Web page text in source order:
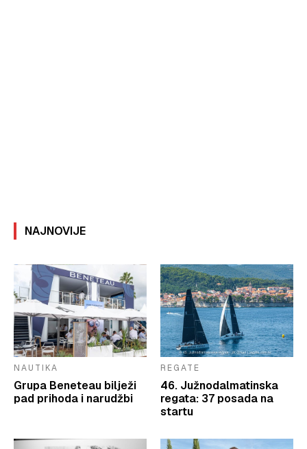
NAJNOVIJE
NAUTIKA
Grupa Beneteau bilježi
pad prihoda i narudžbi
REGATE
46. Južnodalmatinska
regata: 37 posada na
startu